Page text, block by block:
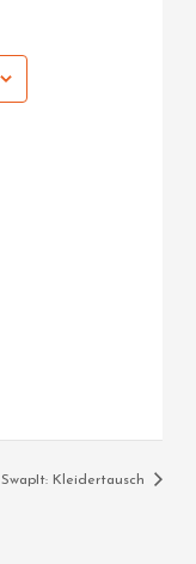
SwapIt: Kleidertausch